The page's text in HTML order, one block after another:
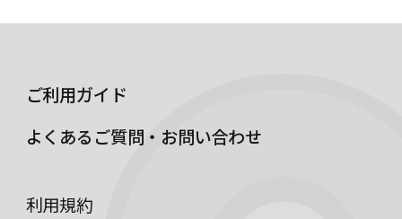
ご利用ガイド
よくあるご質問・お問い合わせ
利用規約